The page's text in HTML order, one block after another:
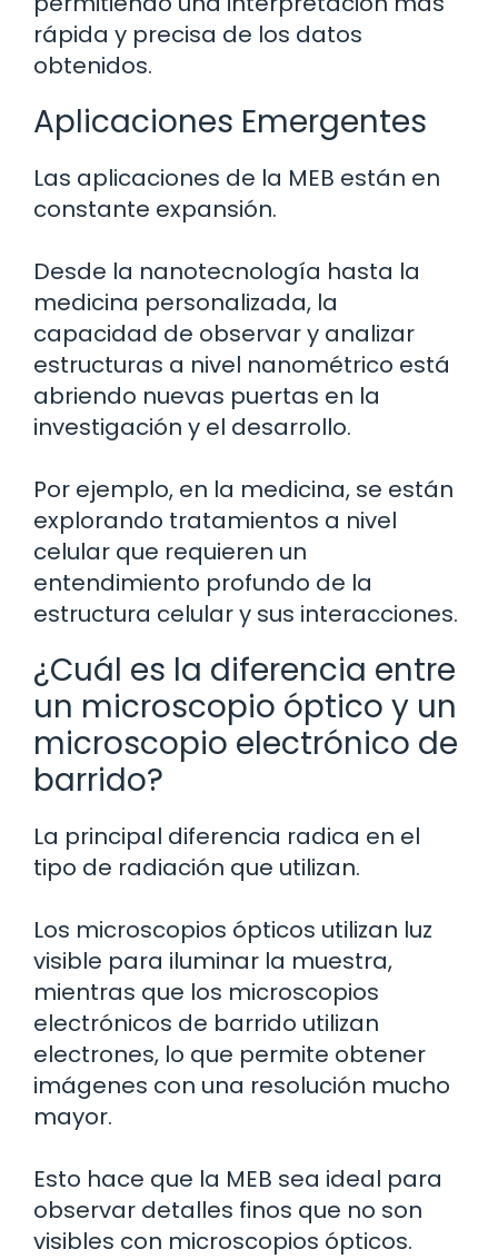
rápida y precisa de los datos
obtenidos.
Aplicaciones Emergentes
Las aplicaciones de la MEB están en
constante expansión.
Desde la nanotecnología hasta la
medicina personalizada, la
capacidad de observar y analizar
estructuras a nivel nanométrico está
abriendo nuevas puertas en la
investigación y el desarrollo.
Por ejemplo, en la medicina, se están
explorando tratamientos a nivel
celular que requieren un
entendimiento profundo de la
estructura celular y sus interacciones.
¿Cuál es la diferencia entre
un microscopio óptico y un
microscopio electrónico de
barrido?
La principal diferencia radica en el
tipo de radiación que utilizan.
Los microscopios ópticos utilizan luz
visible para iluminar la muestra,
mientras que los microscopios
electrónicos de barrido utilizan
electrones, lo que permite obtener
imágenes con una resolución mucho
mayor.
Esto hace que la MEB sea ideal para
observar detalles finos que no son
visibles con microscopios ópticos.